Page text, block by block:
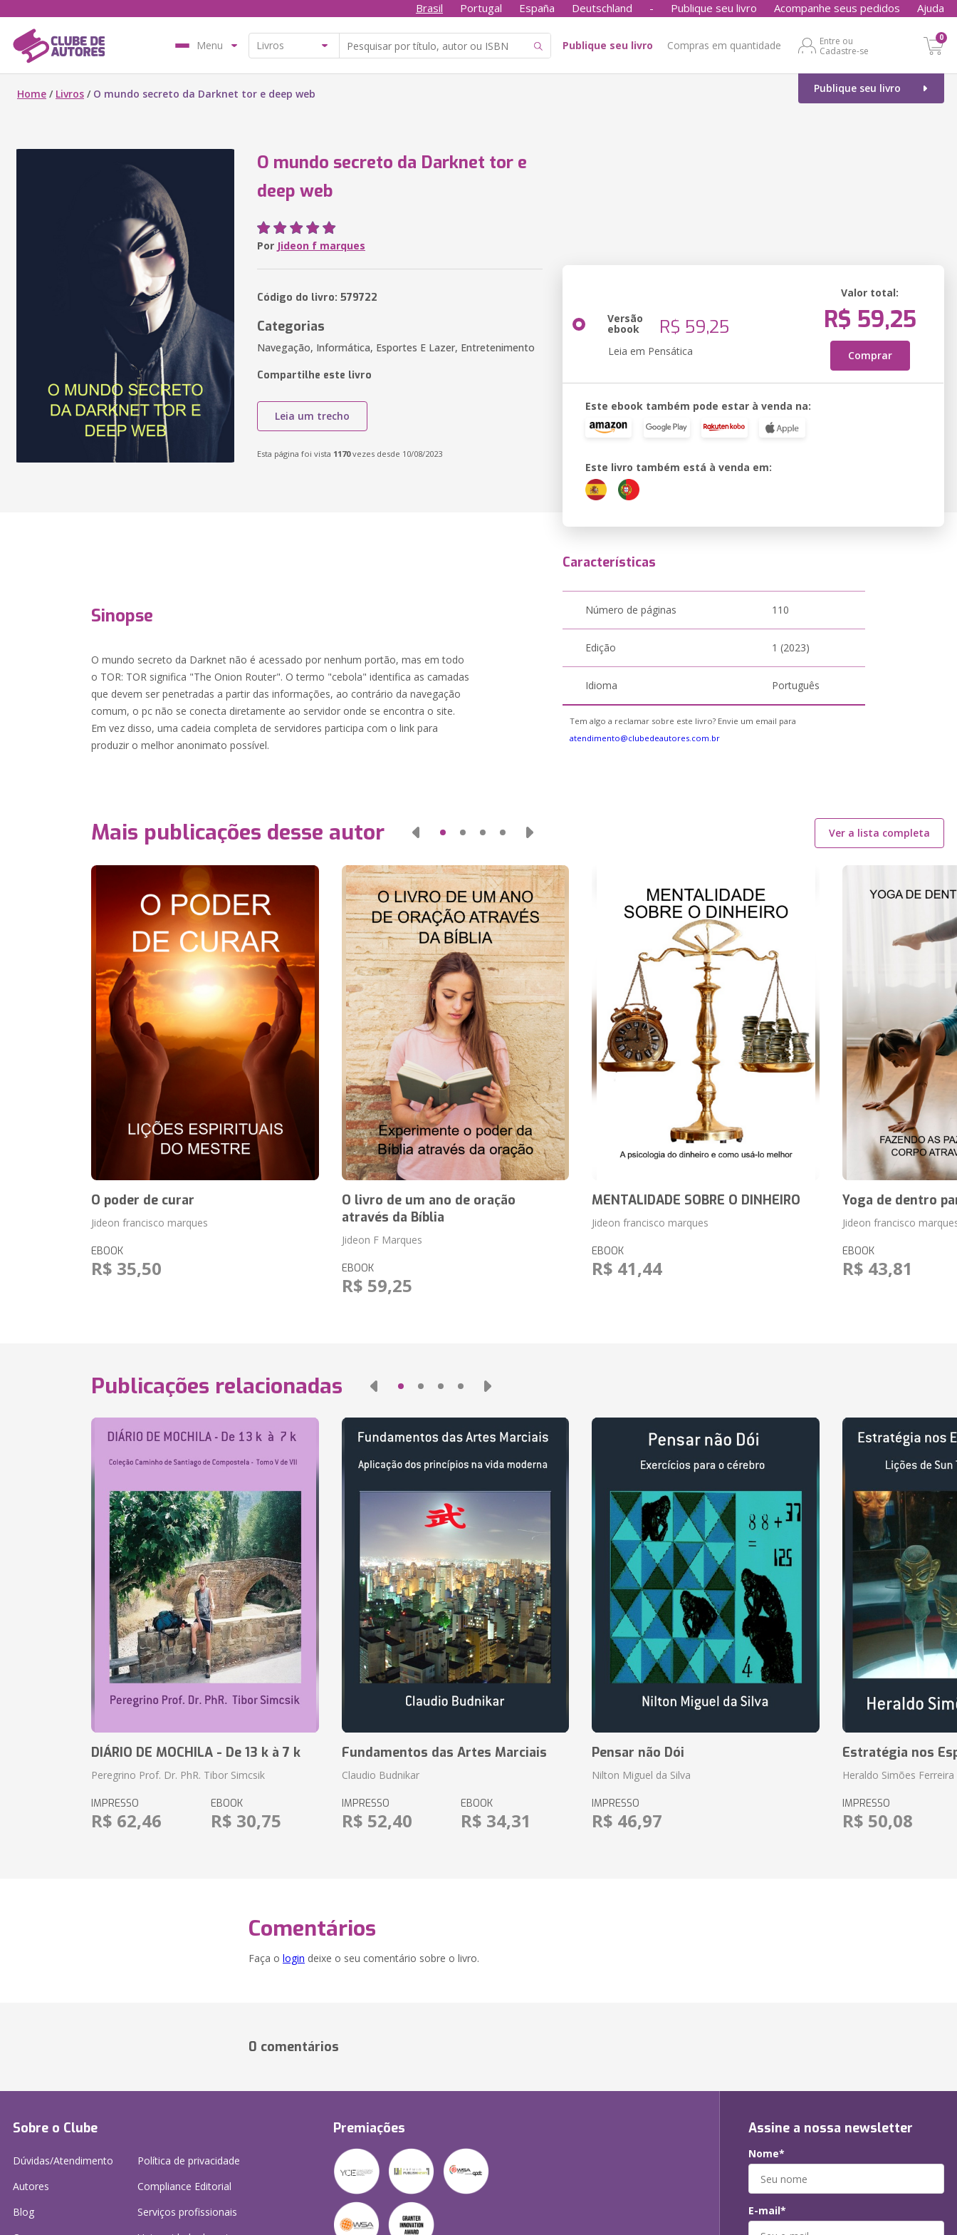
Brasil Portugal España Deutschland - Publique seu livro Acompanhe seus pedidos Ajuda
Menu Publique seu livro Compras em quantidade
Entre ou
Cadastre-se
0
Publique seu livro
Home / Livros / O mundo secreto da Darknet tor e deep web
O mundo secreto da Darknet tor e
deep web
Por Jideon f marques
Código do livro: 579722
Categorias
Navegação, Informática, Esportes E Lazer, Entretenimento
Compartilhe este livro
Leia um trecho
Esta página foi vista 1170vezes desde 10/08/2023
Versão
ebook R$ 59,25
Leia em Pensática
Valor total:
R$ 59,25
Comprar
Este ebook também pode estar à venda na:
Este livro também está à venda em:
Sinopse
O mundo secreto da Darknet não é acessado por nenhum portão, mas em todo
o TOR: TOR significa "The Onion Router". O termo "cebola" identifica as camadas
que devem ser penetradas a partir das informações, ao contrário da navegação
comum, o pc não se conecta diretamente ao servidor onde se encontra o site.
Em vez disso, uma cadeia completa de servidores participa com o link para
produzir o melhor anonimato possível.
Características
Número de páginas 110
Edição 1 (2023)
Idioma Português
Tem algo a reclamar sobre este livro? Envie um email para
atendimento@clubedeautores.com.br
Mais publicações desse autor Ver a lista completa
O poder de curar
Jideon francisco marques
EBOOK
R$ 35,50
O livro de um ano de oração
através da Bíblia
Jideon F Marques
EBOOK
R$ 59,25
MENTALIDADE SOBRE O DINHEIRO
Jideon francisco marques
EBOOK
R$ 41,44
Yoga de dentro
Jideon francisco
EBOOK
R$ 43,81
Publicações relacionadas
DIÁRIO DE MOCHILA - De 13 k à 7 k
Peregrino Prof. Dr. PhR. Tibor Simcsik
IMPRESSO
R$ 62,46
EBOOK
R$ 30,75
Fundamentos das Artes Marciais
Claudio Budnikar
IMPRESSO
R$ 52,40
EBOOK
R$ 34,31
Pensar não Dói
Nilton Miguel da Silva
IMPRESSO
R$ 46,97
Estratégia nos
Heraldo Simões Ferreira
IMPRESSO
R$ 50,08
Comentários
Faça o login deixe o seu comentário sobre o livro.
0 comentários
Sobre o Clube
Dúvidas/Atendimento
Autores
Blog
Política de privacidade
Compliance Editorial
Serviços profissionais
Premiações Assine a nossa newsletter
Nome*
E-mail*